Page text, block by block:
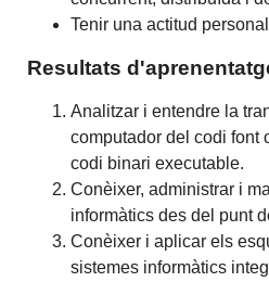
Tenir una actitud
Resultats
Analitzar i entendre la
computador del codi font
codi binari executable.
Conèixer, administrar i
informàtics des del punt
Conèixer i aplicar els
sistemes informàtics